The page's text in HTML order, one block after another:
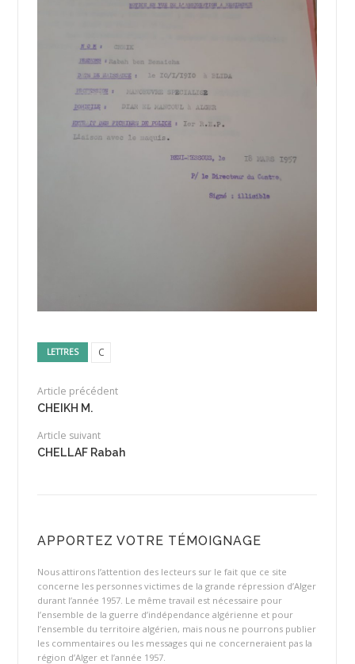
LETTRES C
Article précédent
CHEIKH M.
Article suivant
CHELLAF Rabah
APPORTEZ VOTRE TÉMOIGNAGE
Nous attirons l’attention des lecteurs sur le fait que ce site
concerne les personnes victimes de la grande répression d’Alger
durant l’année 1957. Le même travail est nécessaire pour
l’ensemble de la guerre d’indépendance algérienne et pour
l’ensemble du territoire algérien, mais nous ne pourrons publier
les commentaires ou les messages qui ne concerneraient pas la
région d’Alger et l’année 1957.